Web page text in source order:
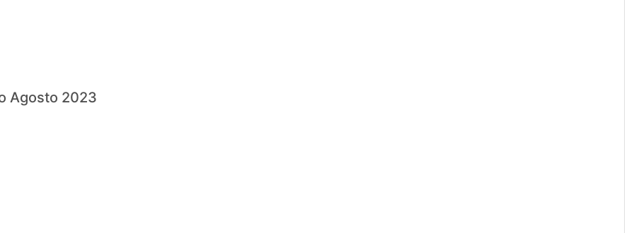
Agosto 2023